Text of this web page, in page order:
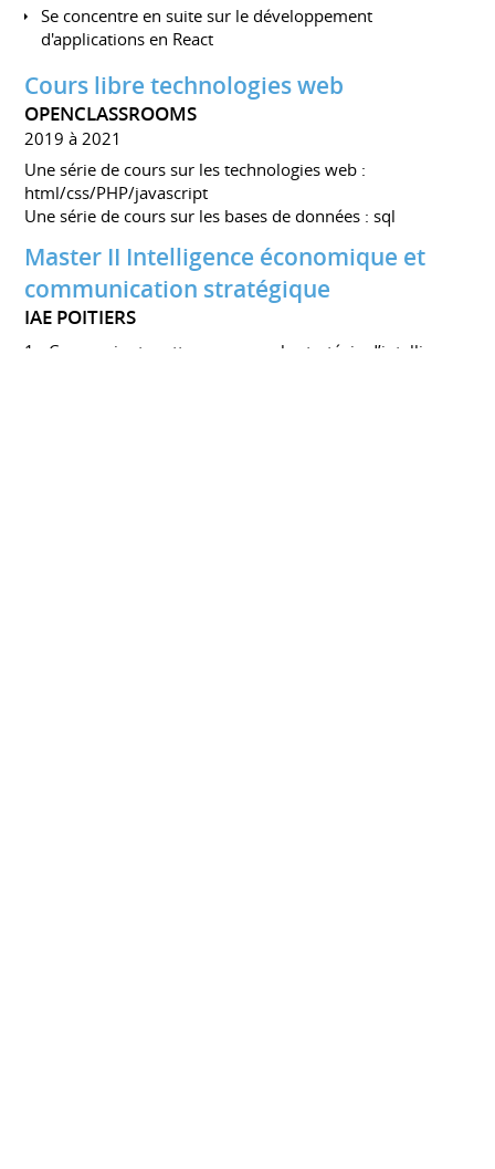
Se concentre en suite sur le développement
d'applications en React
Cours libre technologies web
OPENCLASSROOMS
2019 à 2021
Une série de cours sur les technologies web :
html/css/PHP/javascript
Une série de cours sur les bases de données : sql
Master II Intelligence économique et
communication stratégique
IAE POITIERS
1 - Concevoir et mettre en œuvre la stratégie d’intelligence